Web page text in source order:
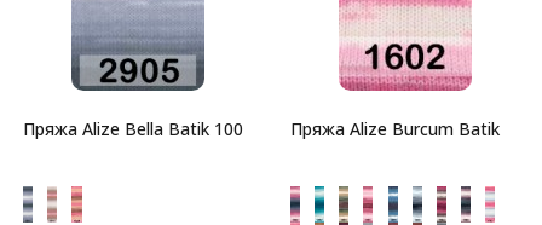
Пряжа Alize Bella Batik 100 Пряжа Alize Burcum Batik